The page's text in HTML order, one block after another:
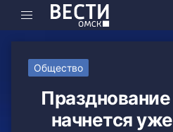
Общество
начнется